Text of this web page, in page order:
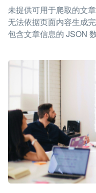
未提供可用于爬取的文
无法依据页面内容生成
包含文章信息的 JSON